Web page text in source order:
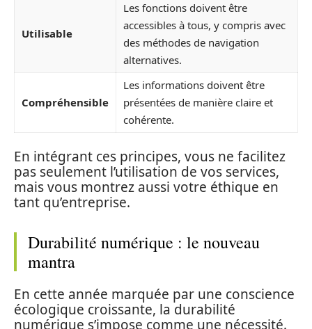
Utilisable
Les fonctions doivent être
accessibles à tous, y compris avec
des méthodes de navigation
alternatives.
Compréhensible
Les informations doivent être
présentées de manière claire et
cohérente.
En intégrant ces principes, vous ne facilitez
pas seulement l’utilisation de vos services,
mais vous montrez aussi votre éthique en
tant qu’entreprise.
Durabilité numérique : le nouveau
mantra
En cette année marquée par une conscience
écologique croissante, la durabilité
numérique s’impose comme une nécessité.